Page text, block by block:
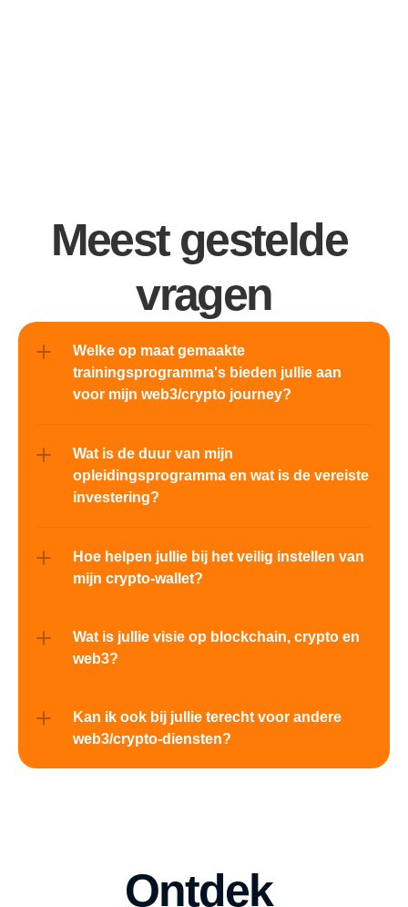
Ontdek
Meest gestelde
vragen
Welke op maat gemaakte
trainingsprogramma's bieden jullie aan
voor mijn web3/crypto journey?
Wat is de duur van mijn
opleidingsprogramma en wat is de vereiste
investering?
Hoe helpen jullie bij het veilig instellen van
mijn crypto-wallet?
Wat is jullie visie op blockchain, crypto en
web3?
Kan ik ook bij jullie terecht voor andere
web3/crypto-diensten?